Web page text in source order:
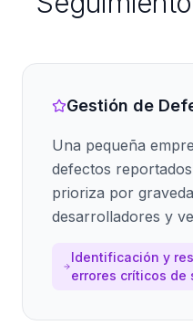
Gestión de
Una pequeña
defectos
prioriza por
desarrolladores y
Identificación y
errores críticos de